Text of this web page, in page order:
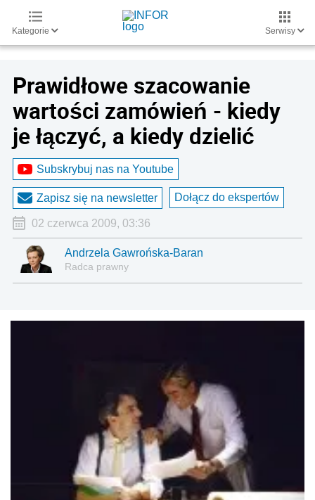
Kategorie Serwisy
Prawidłowe szacowanie
wartości zamówień - kiedy
je łączyć, a kiedy dzielić
Subskrybuj nas na Youtube
Zapisz się na newsletter Dołącz do ekspertów
02 czerwca 2009, 03:36
Andrzela Gawrońska-Baran
Radca prawny